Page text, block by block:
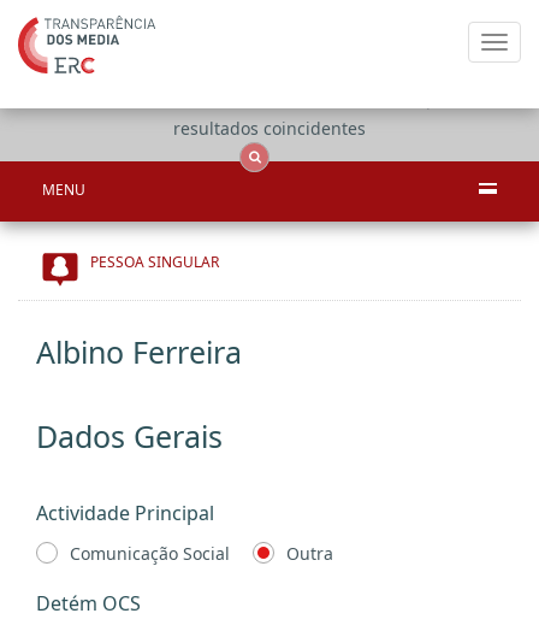
resultados coincidentes
MENU
PESSOA SINGULAR
Albino Ferreira
Dados Gerais
Actividade Principal
Comunicação Social Outra
Detém OCS